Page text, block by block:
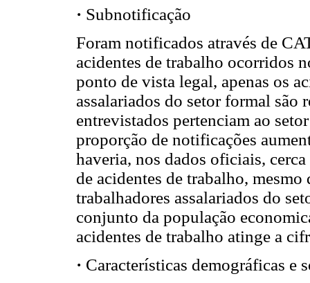
· Subnotificação
Foram notificados através de
acidentes de trabalho ocorridos
ponto de vista legal, apenas os
assalariados do setor formal são
entrevistados pertenciam ao
proporção de notificações
haveria, nos dados oficiais,
de acidentes de trabalho,
trabalhadores assalariados do
conjunto da população
acidentes de trabalho atinge a
· Características demográficas e